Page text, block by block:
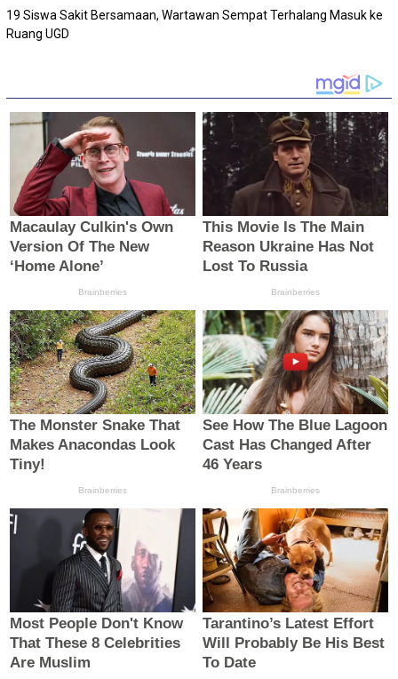
19 Siswa Sakit Bersamaan, Wartawan Sempat Terhalang Masuk ke
Ruang UGD